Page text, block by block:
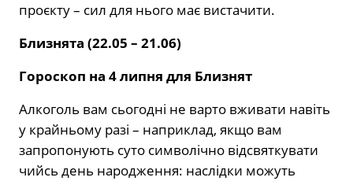
проєкту – сил для нього має вистачити.
Близнята (22.05 – 21.06)
Гороскоп на 4 липня для Близнят
Алкоголь вам сьогодні не варто вживати навіть
у крайньому разі – наприклад, якщо вам
запропонують суто символічно відсвяткувати
чийсь день народження: наслідки можуть